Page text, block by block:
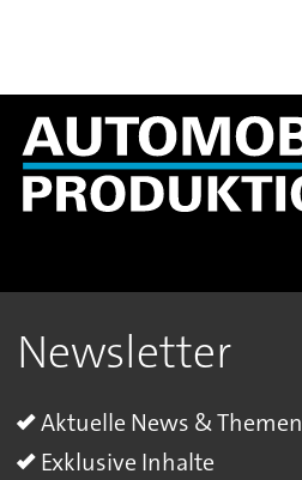
Newsletter
Aktuelle News & Themen
Exklusive Inhalte